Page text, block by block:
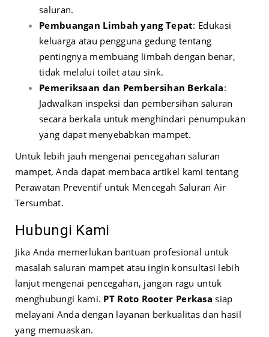
saluran.
Pembuangan Limbah yang Tepat: Edukasi
keluarga atau pengguna gedung tentang
pentingnya membuang limbah dengan benar,
tidak melalui toilet atau sink.
Pemeriksaan dan Pembersihan Berkala:
Jadwalkan inspeksi dan pembersihan saluran
secara berkala untuk menghindari penumpukan
yang dapat menyebabkan mampet.
Untuk lebih jauh mengenai pencegahan saluran
mampet, Anda dapat membaca artikel kami tentang
Perawatan Preventif untuk Mencegah Saluran Air
Tersumbat.
Hubungi Kami
Jika Anda memerlukan bantuan profesional untuk
masalah saluran mampet atau ingin konsultasi lebih
lanjut mengenai pencegahan, jangan ragu untuk
menghubungi kami. PT Roto Rooter Perkasa siap
melayani Anda dengan layanan berkualitas dan hasil
yang memuaskan.